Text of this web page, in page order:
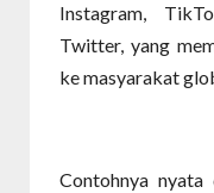
Instagram,
Twitter, yang
ke masyarakat
Contohnya